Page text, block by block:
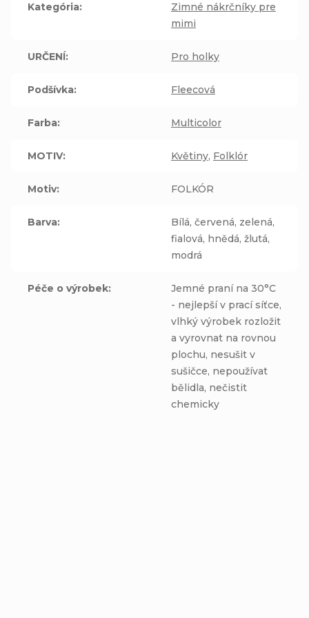
Kategória:
Zimné nákrčníky pre
mimi
URČENÍ: Pro holky
Podšívka: Fleecová
Farba: Multicolor
MOTIV: Květiny, Folklór
Motiv: FOLKÓR
Barva:
Bílá, červená, zelená,
fialová, hnědá, žlutá,
modrá
Péče o výrobek:
Jemné praní na 30°C
- nejlepší v prací síťce,
vlhký výrobek rozložit
a vyrovnat na rovnou
plochu, nesušit v
sušičce, nepoužívat
bělidla, nečistit
chemicky